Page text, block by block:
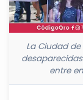
La Ciudad
entre